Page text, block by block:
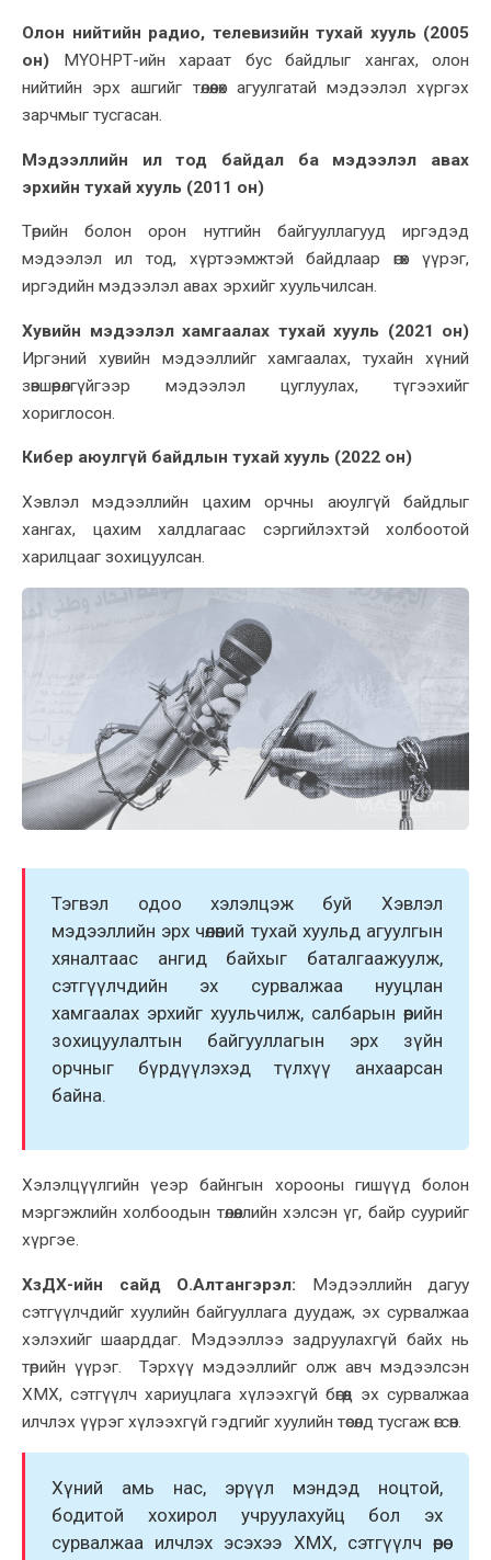
Олон нийтийн радио, телевизийн тухай хууль (2005
он)
МҮОНРТ-ийн хараат бус байдлыг хангах, олон
нийтийн эрх ашгийг төлөөлөх агуулгатай мэдээлэл хүргэх
зарчмыг тусгасан.
Мэдээллийн ил тод байдал ба мэдээлэл авах
эрхийн тухай хууль (2011 он)
Төрийн болон орон нутгийн байгууллагууд иргэдэд
мэдээлэл ил тод, хүртээмжтэй байдлаар өгөх үүрэг,
иргэдийн мэдээлэл авах эрхийг хуульчилсан.
Хувийн мэдээлэл хамгаалах тухай хууль (2021 он)
Иргэний хувийн мэдээллийг хамгаалах, тухайн хүний
зөвшөөрөлгүйгээр мэдээлэл цуглуулах, түгээхийг
хориглосон.
Кибер аюулгүй байдлын тухай хууль (2022 он)
Хэвлэл мэдээллийн цахим орчны аюулгүй байдлыг
хангах, цахим халдлагаас сэргийлэхтэй холбоотой
харилцааг зохицуулсан.
Тэгвэл одоо хэлэлцэж буй Хэвлэл
мэдээллийн эрх чөлөөний тухай хуульд агуулгын
хяналтаас ангид байхыг баталгаажуулж,
сэтгүүлчдийн эх сурвалжаа нууцлан
хамгаалах эрхийг хуульчилж, салбарын өөрийн
зохицуулалтын байгууллагын эрх зүйн
орчныг бүрдүүлэхэд түлхүү анхаарсан
байна.
Хэлэлцүүлгийн үеэр байнгын хорооны гишүүд болон
мэргэжлийн холбоодын төлөөллийн хэлсэн үг, байр суурийг
хүргэе.
ХзДХ-ийн сайд О.Алтангэрэл: Мэдээллийн дагуу
сэтгүүлчдийг хуулийн байгууллага дуудаж, эх сурвалжаа
хэлэхийг шаарддаг. Мэдээллээ задруулахгүй байх нь
төрийн үүрэг. Тэрхүү мэдээллийг олж авч мэдээлсэн
ХМХ, сэтгүүлч хариуцлага хүлээхгүй бөгөөд эх сурвалжаа
илчлэх үүрэг хүлээхгүй гэдгийг хуулийн төсөлд тусгаж өгсөн.
Хүний амь нас, эрүүл мэндэд ноцтой,
бодитой хохирол учруулахуйц бол эх
сурвалжаа илчлэх эсэхээ ХМХ, сэтгүүлч өөрөө